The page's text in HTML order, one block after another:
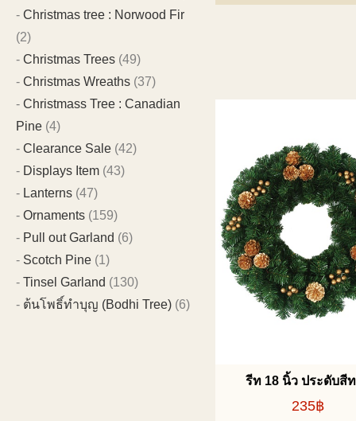
รีท 18 นิ้ว ประดับสี
235฿
Christmas tree : Norwood Fir
(2)
Christmas Trees (49)
Christmas Wreaths (37)
Christmass Tree : Canadian
Pine (4)
Clearance Sale (42)
Displays Item (43)
Lanterns (47)
Ornaments (159)
Pull out Garland (6)
Scotch Pine (1)
Tinsel Garland (130)
ต้นโพธิ์ทำบุญ (Bodhi Tree) (6)